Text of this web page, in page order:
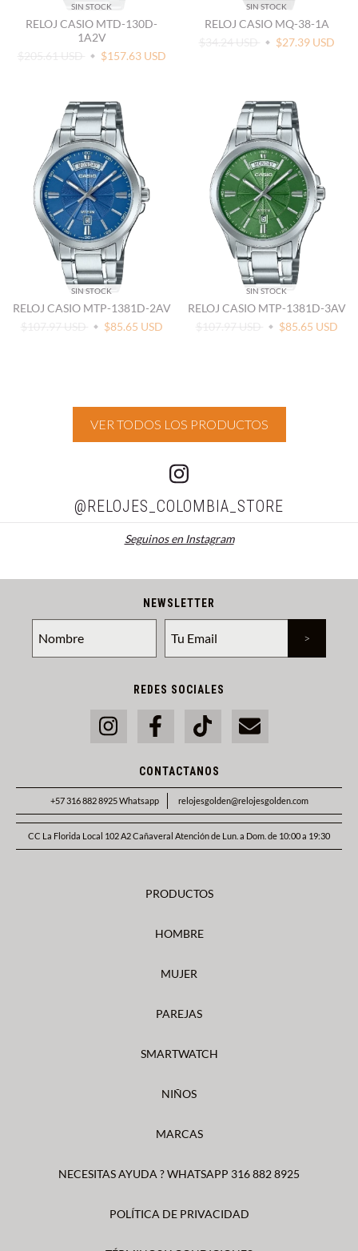
SIN STOCK
RELOJ CASIO MTD-130D-
1A2V
$205.61 USD
$157.63 USD
SIN STOCK
RELOJ CASIO MQ-38-1A
$34.24 USD
$27.39 USD
SIN STOCK
RELOJ CASIO MTP-1381D-2AV
$107.97 USD
$85.65 USD
SIN STOCK
RELOJ CASIO MTP-1381D-3AV
$107.97 USD
$85.65 USD
VER TODOS LOS PRODUCTOS
@RELOJES_COLOMBIA_STORE
Seguinos en Instagram
NEWSLETTER
REDES SOCIALES
CONTACTANOS
+57 316 882 8925 Whatsapp relojesgolden@relojesgolden.com
CC La Florida Local 102 A2 Cañaveral Atención de Lun. a Dom. de 10:00 a 19:30
PRODUCTOS
HOMBRE
MUJER
PAREJAS
SMARTWATCH
NIÑOS
MARCAS
NECESITAS AYUDA ? WHATSAPP 316 882 8925
POLÍTICA DE PRIVACIDAD